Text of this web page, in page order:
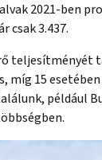
2021-ben
csak 3.437.
míg 15
például